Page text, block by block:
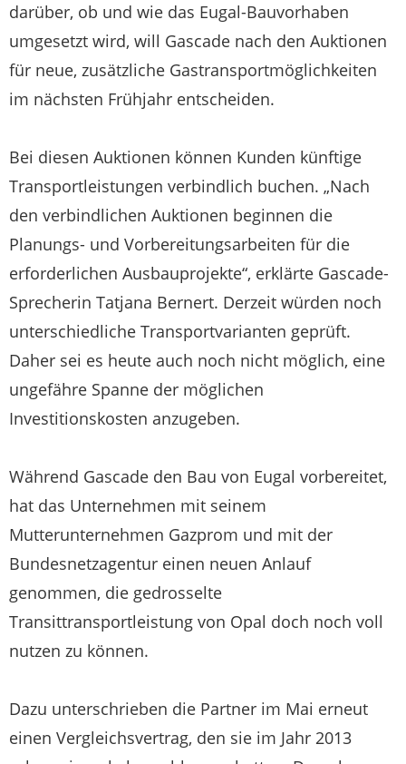
darüber, ob und wie das Eugal-Bauvorhaben
umgesetzt wird, will Gascade nach den Auktionen
für neue, zusätzliche Gastransportmöglichkeiten
im nächsten Frühjahr entscheiden.
Bei diesen Auktionen können Kunden künftige
Transportleistungen verbindlich buchen. „Nach
den verbindlichen Auktionen beginnen die
Planungs- und Vorbereitungsarbeiten für die
erforderlichen Ausbauprojekte“, erklärte Gascade-
Sprecherin Tatjana Bernert. Derzeit würden noch
unterschiedliche Transportvarianten geprüft.
Daher sei es heute auch noch nicht möglich, eine
ungefähre Spanne der möglichen
Investitionskosten anzugeben.
Während Gascade den Bau von Eugal vorbereitet,
hat das Unternehmen mit seinem
Mutterunternehmen Gazprom und mit der
Bundesnetzagentur einen neuen Anlauf
genommen, die gedrosselte
Transittransportleistung von Opal doch noch voll
nutzen zu können.
Dazu unterschrieben die Partner im Mai erneut
einen Vergleichsvertrag, den sie im Jahr 2013